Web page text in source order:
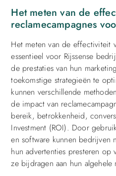
Het meten van de
reclamecampagnes
Het meten van de effectiviteit
essentieel voor Rijssense
de prestaties van hun
toekomstige strategieën te
kunnen verschillende
de impact van
bereik, betrokkenheid,
Investment (ROI). Door
en software kunnen bedrijven
hun advertenties presteren op
ze bijdragen aan hun algehele